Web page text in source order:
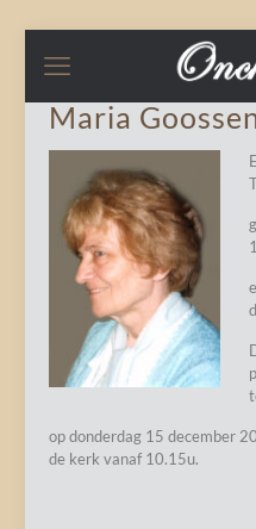
Maria
op donderdag 15 december
de kerk vanaf 10.15u.